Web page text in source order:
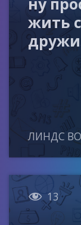
жить
ЛИНДС
 13